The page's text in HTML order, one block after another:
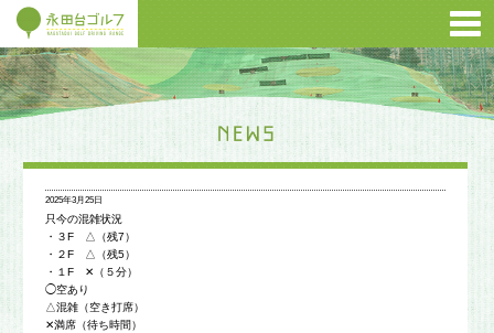
2025年3月25日
只今の混雑状況
・３F △（残7）
・２F △（残5）
・１F ✕（５分）
◯空あり
△混雑（空き打席）
✕満席（待ち時間）